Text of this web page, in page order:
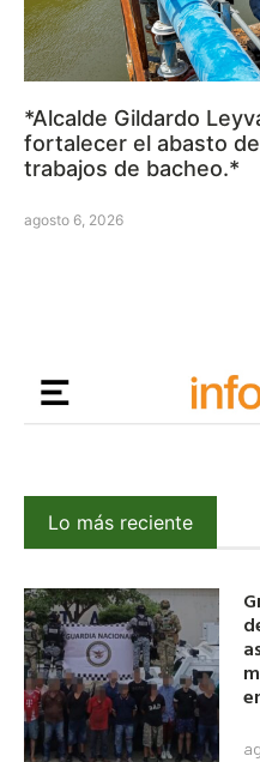
*Alcalde Gildardo
fortalecer el abasto
trabajos de bacheo.*
agosto 6, 2026
Lo más reciente